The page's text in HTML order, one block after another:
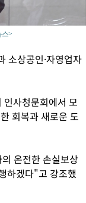
스>
소상공인·자영업자
사청문회에서 모
회복과 새로운 도
온전한 손실보상
하겠다"고 강조했